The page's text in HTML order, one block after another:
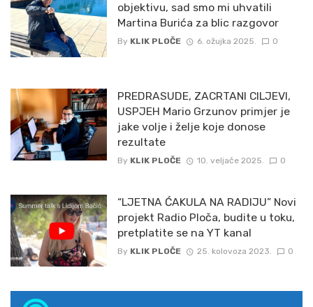
objektivu, sad smo mi uhvatili
Martina Burića za blic razgovor
By KLIK PLOČE 6. ožujka 2025. 0
PREDRASUDE, ZACRTANI CILJEVI,
USPJEH Mario Grzunov primjer je
jake volje i želje koje donose
rezultate
By KLIK PLOČE 10. veljače 2025. 0
“LJETNA ĆAKULA NA RADIJU” Novi
projekt Radio Ploča, budite u toku,
pretplatite se na YT kanal
By KLIK PLOČE 25. kolovoza 2023. 0